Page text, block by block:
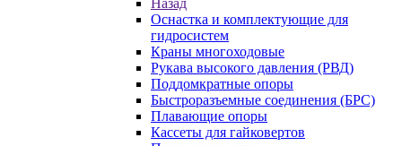
Назад
Оснастка и комплектующие для
гидросистем
Краны многоходовые
Рукава высокого давления (РВД)
Поддомкратные опоры
Быстроразъемные соединения (БРС)
Плавающие опоры
Кассеты для гайковертов